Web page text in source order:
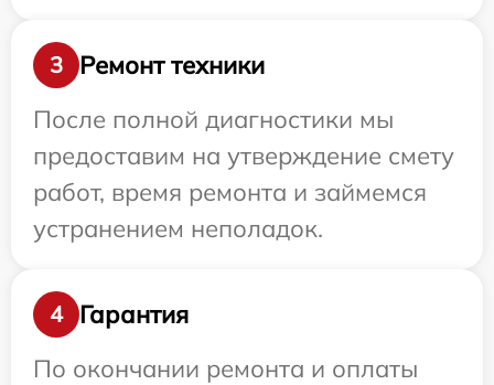
3
Ремонт техники
После полной диагностики мы
предоставим на утверждение смету
работ, время ремонта и займемся
устранением неполадок.
4
Гарантия
По окончании ремонта и оплаты